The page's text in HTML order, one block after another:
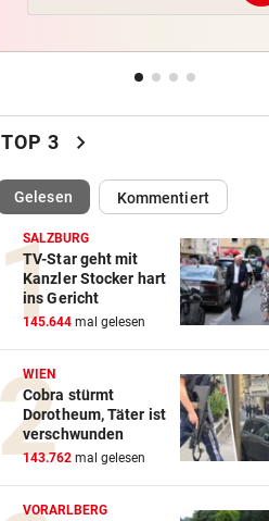
„Diese Menschen dürfen
Diese Filme sind perfekt für
Mädelsabend
WIEDER VERSCHÄRFUNGEN
Minister plant noch
Regeln für E-Scooter
„FACEBOOK-MORD“ vor
Frau in Wohnung
TOP 3 chevron_right
Gelesen(ausgewählt)Kommentiert
SALZBURG
TV-Star geht mit
Kanzler Stocker hart
ins Gericht
145.644 mal gelesen
WIEN
Cobra stürmt
Dorotheum, Täter ist
verschwunden
143.762 mal gelesen
VORARLBERG